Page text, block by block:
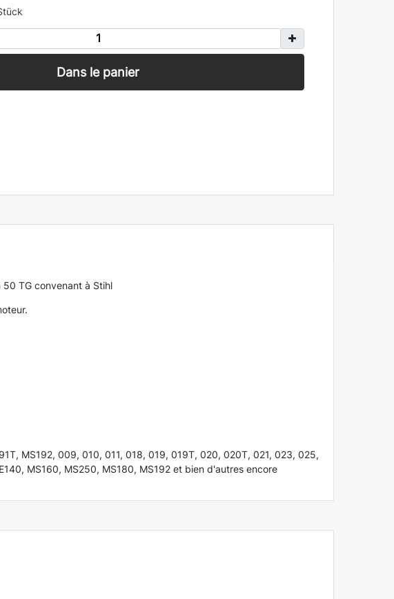
Dans le panier
TG convenant à Stihl
MS192, 009, 010, 011, 018, 019, 019T, 020, 020T, 021, 023, 025,
MS160, MS250, MS180, MS192 et bien d'autres encore